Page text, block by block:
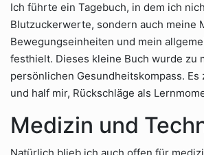
Ich führte ein Tagebuch, in dem ich
Blutzuckerwerte, sondern auch meine
Bewegungseinheiten und mein
festhielt. Dieses kleine Buch wurde zu
persönlichen Gesundheitskompass.
und half mir, Rückschläge als
Medizin und